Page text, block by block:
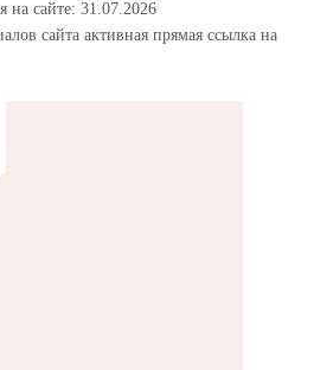
на сайте: 31.07.2026
сайта активная прямая ссылка на